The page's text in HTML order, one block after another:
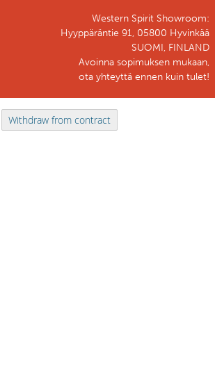
Western Spirit Showroom:
Hyyppäräntie 91, 05800 Hyvinkää
SUOMI, FINLAND
Avoinna sopimuksen mukaan,
ota yhteyttä ennen kuin tulet!
Withdraw from contract